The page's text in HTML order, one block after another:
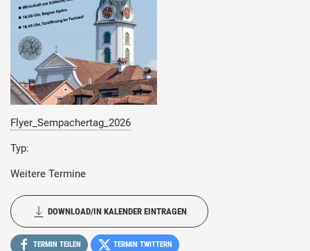
Flyer_Sempachertag_2026
Typ:
Weitere Termine
DOWNLOAD/IN KALENDER EINTRAGEN
TERMIN TEILEN TERMIN TWITTERN